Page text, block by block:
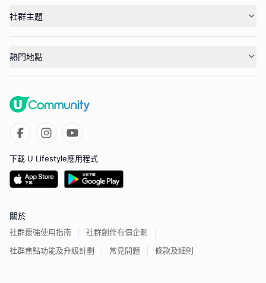
社群主題
熱門地點
下載 U Lifestyle應用程式
關於
社群最強使用指南
社群創作有價企劃
社群焦點功能及升級計劃
常見問題 條款及細則